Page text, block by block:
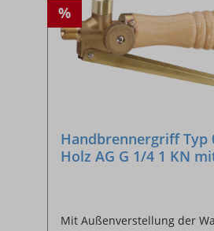
%
Handbrennergriff Typ
Holz AG G 1/4 1 KN
Mit Außenverstellung der